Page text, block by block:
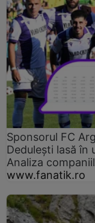
Sponsorul FC
Dedulești lasă în
Analiza
www.fanatik.ro